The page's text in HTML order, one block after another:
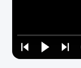
Play
Play
Play
Loaded:
0%